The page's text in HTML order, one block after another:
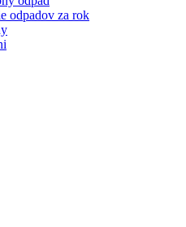
odpadov za rok